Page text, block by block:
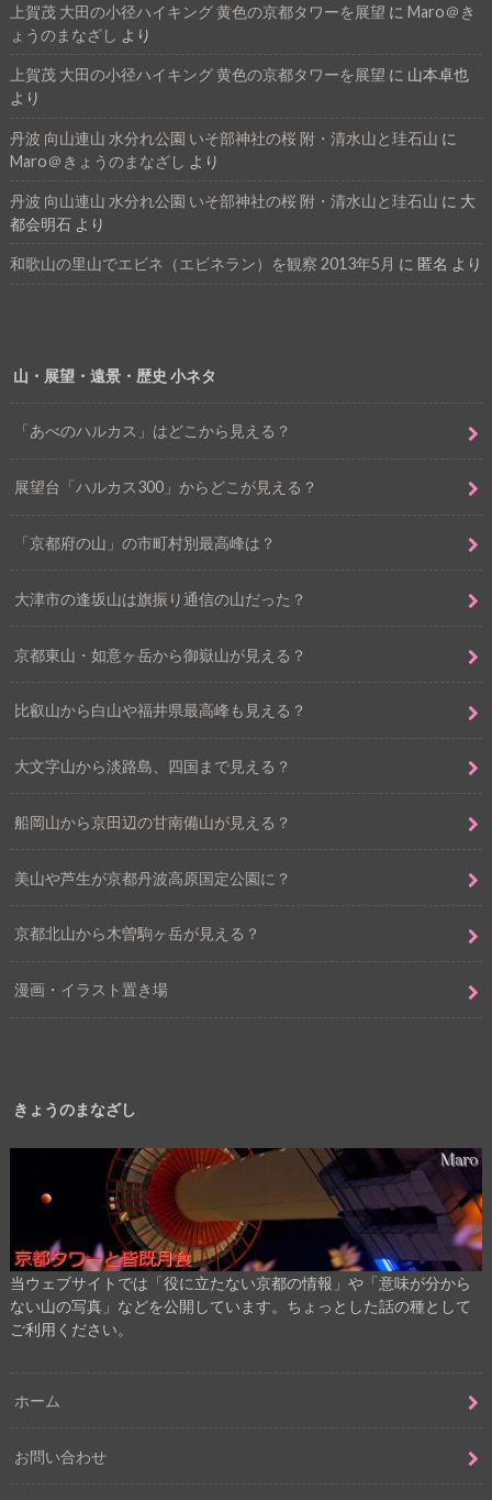
上賀茂 大田の小径ハイキング 黄色の京都タワーを展望 に Maro＠き
ょうのまなざし より
上賀茂 大田の小径ハイキング 黄色の京都タワーを展望 に 山本卓也
より
丹波 向山連山 水分れ公園 いそ部神社の桜 附・清水山と珪石山 に
Maro＠きょうのまなざし より
丹波 向山連山 水分れ公園 いそ部神社の桜 附・清水山と珪石山 に 大
都会明石より
和歌山の里山でエビネ（エビネラン）を観察 2013年5月 に 匿名 より
山・展望・遠景・歴史 小ネタ
「あべのハルカス」はどこから見える？
展望台「ハルカス300」からどこが見える？
「京都府の山」の市町村別最高峰は？
大津市の逢坂山は旗振り通信の山だった？
京都東山・如意ヶ岳から御嶽山が見える？
比叡山から白山や福井県最高峰も見える？
大文字山から淡路島、四国まで見える？
船岡山から京田辺の甘南備山が見える？
美山や芦生が京都丹波高原国定公園に？
京都北山から木曽駒ヶ岳が見える？
漫画・イラスト置き場
きょうのまなざし
当ウェブサイトでは「役に立たない京都の情報」や「意味が分から
ない山の写真」などを公開しています。ちょっとした話の種として
ご利用ください。
ホーム
お問い合わせ